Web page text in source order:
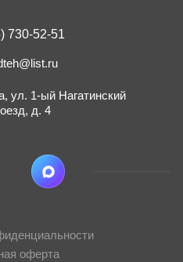
730-52-51
ул. 1-ый Нагатинский
д. 4
оферта